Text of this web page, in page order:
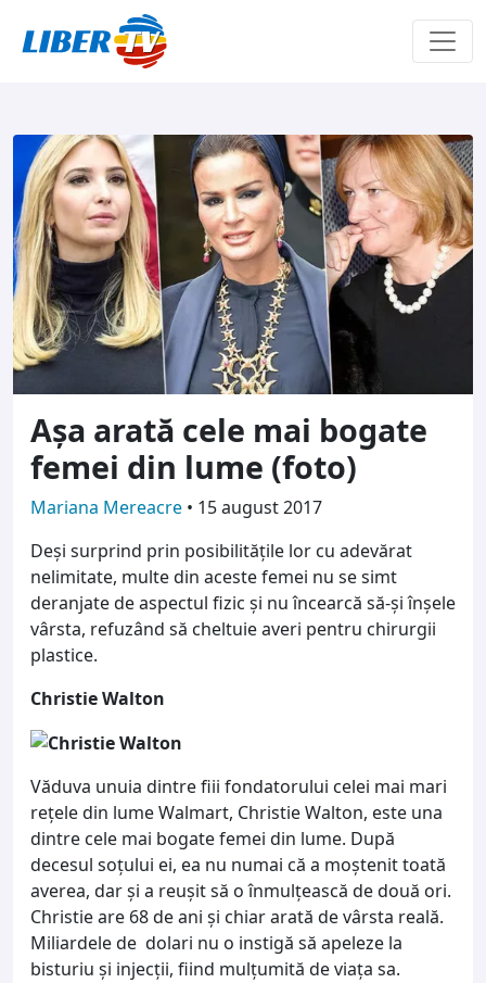
Așa arată cele mai bogate
femei din lume (foto)
Mariana Mereacre • 15 august 2017
Deși surprind prin posibilitățile lor cu adevărat
nelimitate, multe din aceste femei nu se simt
deranjate de aspectul fizic și nu încearcă să-și înșele
vârsta, refuzând să cheltuie averi pentru chirurgii
plastice.
Christie Walton
Văduva unuia dintre fiii fondatorului celei mai mari
rețele din lume Walmart, Christie Walton, este una
dintre cele mai bogate femei din lume. După
decesul soțului ei, ea nu numai că a moștenit toată
averea, dar și a reușit să o înmulțească de două ori.
Christie are 68 de ani și chiar arată de vârsta reală.
Miliardele de dolari nu o instigă să apeleze la
bisturiu și injecții, fiind mulțumită de viața sa.